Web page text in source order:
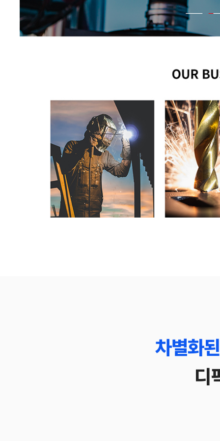
차별화
디